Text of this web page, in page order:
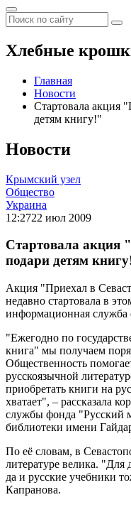
Хлебные
Главная
Новости
Стартовала акция
детям книгу!"
Новости
Крымский узел
Общество
Украина
12:2722 июл 2009
Стартовала акция
подари детям
Акция "Приехал в
недавно стартовала в
информационная служба
"Ежегодно по
книга" мы получаем
Общественность
русскоязычной
приобретать книги на
хватает", – рассказала
службы фонда "Русский
библиотеки имени
По её словам, в
литературе велика. "Для
да и русские учебники
Капранова.